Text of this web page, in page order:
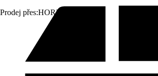
Prodej přes:HORNBACH